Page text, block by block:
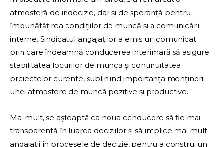
atmosferă de indecizie, dar și de speranță pentru
îmbunătățirea condițiilor de muncă și a comunicării
interne. Sindicatul angajaților a emis un comunicat
prin care îndeamnă conducerea interimară să asigure
stabilitatea locurilor de muncă și continuitatea
proiectelor curente, subliniind importanța menținerii
unei atmosfere de muncă pozitive și productive.
Mai mult, se așteaptă ca noua conducere să fie mai
transparentă în luarea deciziilor și să implice mai mult
angajații în procesele de decizie, pentru a construi un